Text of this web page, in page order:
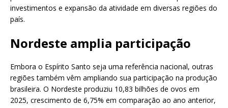
investimentos e expansão da atividade em diversas regiões do
país.
Nordeste amplia participação
Embora o Espírito Santo seja uma referência nacional, outras
regiões também vêm ampliando sua participação na produção
brasileira. O Nordeste produziu 10,83 bilhões de ovos em
2025, crescimento de 6,75% em comparação ao ano anterior,